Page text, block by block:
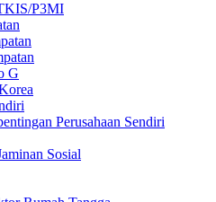
P3MI
G
Perusahaan Sendiri
Sosial